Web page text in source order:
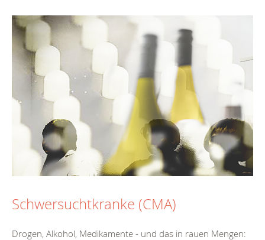
Schwersuchtkranke (CMA)
Drogen, Alkohol, Medikamente - und das in rauen Mengen: